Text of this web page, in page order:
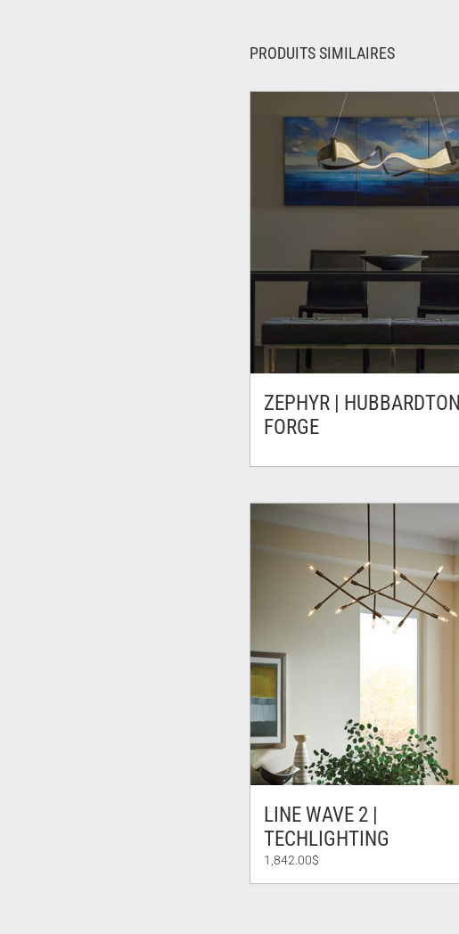
PRODUITS SIMILAIRES
ZEPHYR | HUBBARDTON
FORGE
LINE WAVE 2 |
TECHLIGHTING
1,842.00$